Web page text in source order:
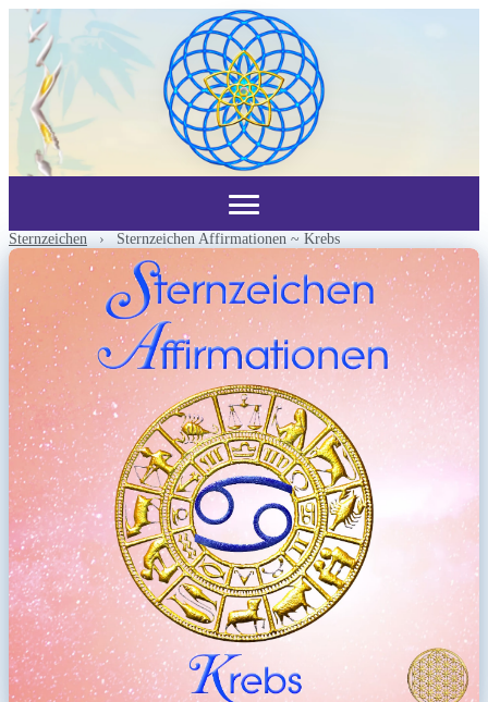
Sternzeichen › Sternzeichen Affirmationen ~ Krebs